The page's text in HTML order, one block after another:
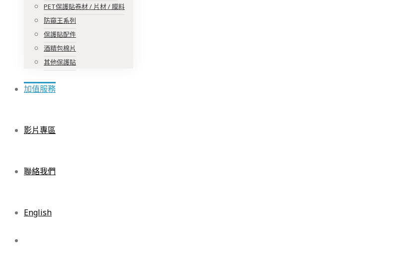
PET保護貼卷材 / 片材 / 膜料
防窺王系列
保護貼配件
酒精包棉片
其他保護貼
加值服務
影片專區
聯絡我們
English